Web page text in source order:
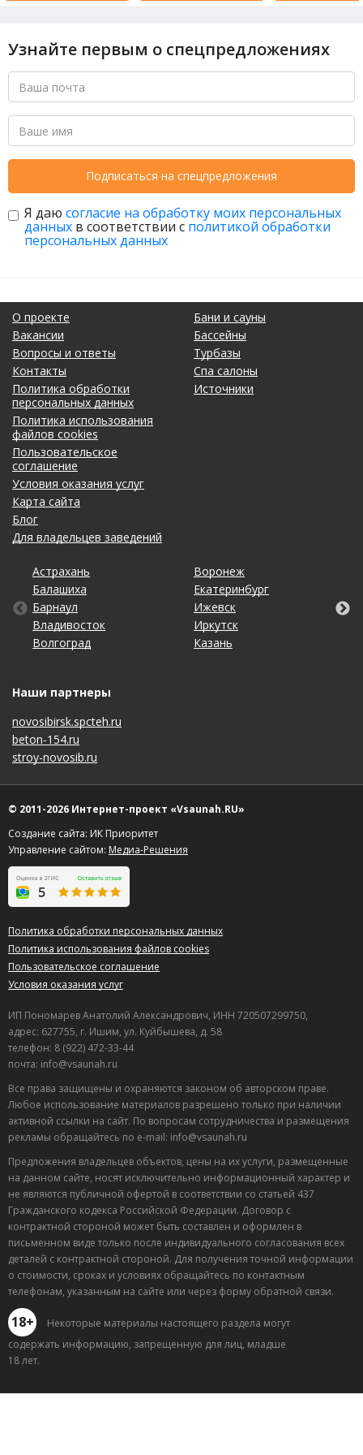
Узнайте первым о спецпредложениях
Подписаться на спецпредложения
Я даю согласие на обработку моих персональных
данных в соответствии с политикой обработки
персональных данных
О проекте
Вакансии
Вопросы и ответы
Контакты
Политика обработки
персональных данных
Политика использования
файлов cookies
Пользовательское
соглашение
Условия оказания услуг
Карта сайта
Блог
Для владельцев заведений
Бани и сауны
Бассейны
Турбазы
Спа салоны
Источники
Астрахань
Балашиха
Барнаул
Владивосток
Волгоград
Воронеж
Екатеринбург
Ижевск
Иркутск
Казань
Калининград
Кемерово
Киров
Краснодар
Красноярск
Липецк
Махачкала
Москва
Набережные Челны
Нижний Новгород
Омск
Оренбург
Пенза
Пермь
Ростов-на-Дону
Рязань
Самара
Санкт-Петербург
Саратов
Ставрополь
Тольятти
Томск
Тула
Тюмень
Ульяновск
Уфа
Хабаровск
Чебоксары
Челябинск
Ярославль
Наши партнеры
novosibirsk.spcteh.ru
beton-154.ru
stroy-novosib.ru
© 2011-2026 Интернет-проект «Vsaunah.RU»
Создание сайта: ИК Приоритет
Управление сайтом: Медиа-Решения
Политика обработки персональных данных
Политика использования файлов cookies
Пользовательское соглашение
Условия оказания услуг
ИП Пономарев Анатолий Александрович, ИНН 720507299750,
адрес: 627755, г. Ишим, ул. Куйбышева, д. 58
телефон: 8 (922) 472-33-44
почта: info@vsaunah.ru
Все права защищены и охраняются законом об авторском праве.
Любое использование материалов разрешено только при наличии
активной ссылки на сайт. По вопросам сотрудничества и размещения
рекламы обращайтесь по e-mail: info@vsaunah.ru
Предложения владельцев объектов, цены на их услуги, размещенные
на данном сайте, носят исключительно информационный характер и
не являются публичной офертой в соответствии со статьей 437
Гражданского кодекса Российской Федерации. Договор с
контрактной стороной может быть составлен и оформлен в
письменном виде только после индивидуального согласования всех
деталей с контрактной стороной. Для получения точной информации
о стоимости, сроках и условиях обращайтесь по контактным
телефонам, указанным на сайте или через форму обратной связи.
18+
Некоторые материалы настоящего раздела могут
содержать информацию, запрещенную для лиц, младше
18 лет.